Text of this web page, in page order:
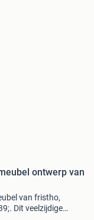
ontwerp van
van fristho,
Dit veelzijdige